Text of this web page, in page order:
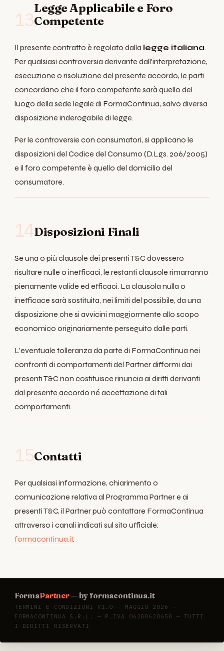
13
Legge Applicabile e Foro
Competente
Il presente contratto è regolato dalla legge italiana.
Per qualsiasi controversia derivante dall'interpretazione,
esecuzione o risoluzione del presente accordo, le parti
concordano che il foro competente sarà quello del
luogo della sede legale di FormaContinua, salvo diversa
disposizione inderogabile di legge.
Per le controversie con consumatori, si applicano le
disposizioni del Codice del Consumo (D.Lgs. 206/2005)
e il foro competente è quello del domicilio del
consumatore.
14Disposizioni Finali
Se una o più clausole dei presenti T&C dovessero
risultare nulle o inefficaci, le restanti clausole rimarranno
pienamente valide ed efficaci. La clausola nulla o
inefficace sarà sostituita, nei limiti del possibile, da una
disposizione che si avvicini maggiormente allo scopo
economico originariamente perseguito dalle parti.
L'eventuale tolleranza da parte di FormaContinua nei
confronti di comportamenti del Partner difformi dai
presenti T&C non costituisce rinuncia ai diritti derivanti
dal presente accordo né accettazione di tali
comportamenti.
15Contatti
Per qualsiasi informazione, chiarimento o
comunicazione relativa al Programma Partner e ai
presenti T&C, il Partner può contattare FormaContinua
attraverso i canali indicati sul sito ufficiale:
formacontinua.it.
FormaPartner— by formacontinua.it
TERMINI E CONDIZIONI V1.0 — MAGGIO 2026 —
FORMACONTINUA S.R.L. — P.IVA 06288620658 — TUTTI
I DIRITTI RISERVATI